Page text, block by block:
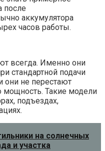
после
аккумулятора
часов работы.
всегда. Именно они
стандартной подачи
они не перестают
Такие модели
подъездах,
на солнечных
и участка